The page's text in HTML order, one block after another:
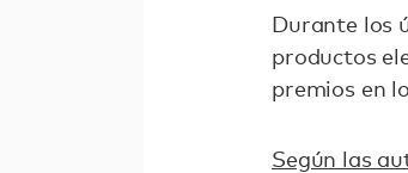
Durante los
productos
premios en
Según las